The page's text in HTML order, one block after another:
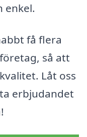
enkel.
få flera
så att
Låt oss
erbjudandet